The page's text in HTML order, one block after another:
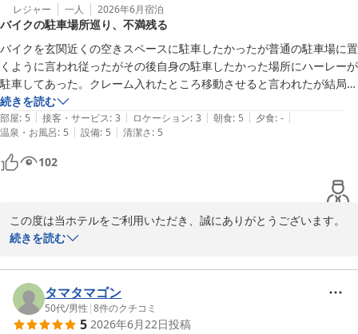
たびのホテル石狩
支配人　木村亮介
白樺の湯 たびのホテル石狩
2026-07-09
また、洗濯機上の照明につきましても、貴重なご意見をありがとう
ございます。今後の設備改善を検討する際の参考とさせていただき
ます。
一方で、キッチンテーブルの清掃が行き届いておらず、ご不快な思
いをおかけしましたことを心よりお詫び申し上げます。見た目だけ
ではなく、実際に手で触れて確認することの大切さを清掃スタッフ
へ改めて共有し、再発防止に努めてまいります。
この度は、お褒めのお言葉と改善につながる貴重なご意見の両方を
お寄せいただき、誠にありがとうございました。次回ご宿泊の際に
は、より快適にお過ごしいただけるよう、スタッフ一同努めてまい
また石狩へお越しの際は、ぜひたびのホテル石狩をご利用くださ
い。心よりお待ちしております。
支配人　木村亮介
白樺の湯 たびのホテル石狩
2026-07-09
レジャー 一人 2026年6月宿泊
バイクの駐車場所巡り、不満残る
バイクを玄関近くの空きスペースに駐車したかったが普通の駐車場に置
くように言われ従ったがその後自身の駐車したかった場所にハーレーが
駐車してあった。クレーム入れたところ移動させると言われたが結局朝
まで置いてあった。気分が良いわけない
続きを読む
部屋: 5 | 接客・サービス: 3 | ロケーション: 3 | 朝食: 5 | 夕食: - |
温泉・お風呂: 5 | 設備: 5 | 清潔さ: 5
102
この度は当ホテルをご利用いただき、誠にありがとうございます。
きましたこと、心より御礼申し上げます。
この度は、バイクの駐車場所につきまして、ご不快な思いをお掛け
しましたことを深くお詫び申し上げます。
続きを読む
タマタマゴン
50代/男性 |8件のクチコミ
5 2026年6月22日投稿